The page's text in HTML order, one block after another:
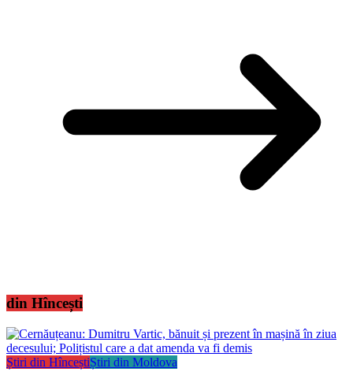
din Hîncești
Știri din HînceștiȘtiri din Moldova